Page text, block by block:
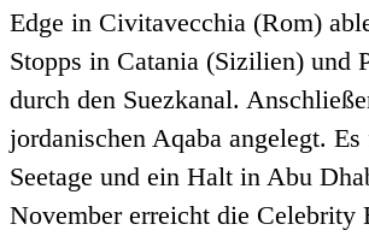
Edge in Civitavecchia (Rom)
Stopps in Catania (Sizilien) und
durch den Suezkanal.
jordanischen Aqaba angelegt.
Seetage und ein Halt in Abu
November erreicht die Celebrity